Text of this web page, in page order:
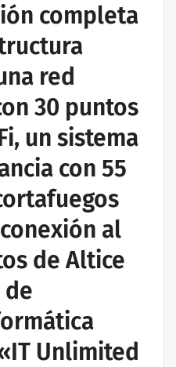
completa
red
30 puntos
un sistema
con 55
al
de Altice
de
Unlimited